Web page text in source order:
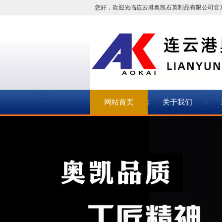
您好，欢迎光临连云港奥凯石英制品有限公司官
网站首页 关于我们